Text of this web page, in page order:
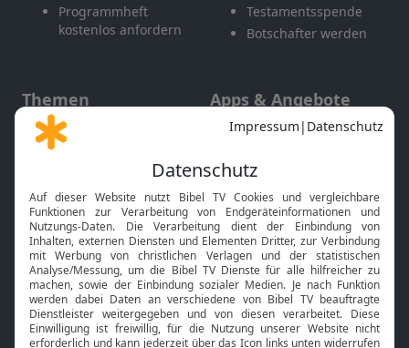
Programmheft
kostenlos anfordern
Testamentsspende
Botschafter werden
Themen
Gott und Bibel erklärt
Neuigkeiten
Apps & Angebote
Mobile App
Smart TV
HbbTV
Bibelthek Online-Bibel
Nächster Gottesdienst
Bibel TV Service